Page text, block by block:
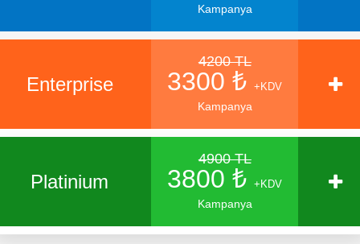
Kampanya
Enterprise
4200 TL
3300 ₺+KDV
Kampanya
Platinium
4900 TL
3800 ₺+KDV
Kampanya